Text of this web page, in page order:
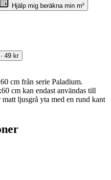
Hjälp mig beräkna min m²
49 kr
cm från serie Paladium.
cm kan endast användas till
ljusgrå yta med en rund kant